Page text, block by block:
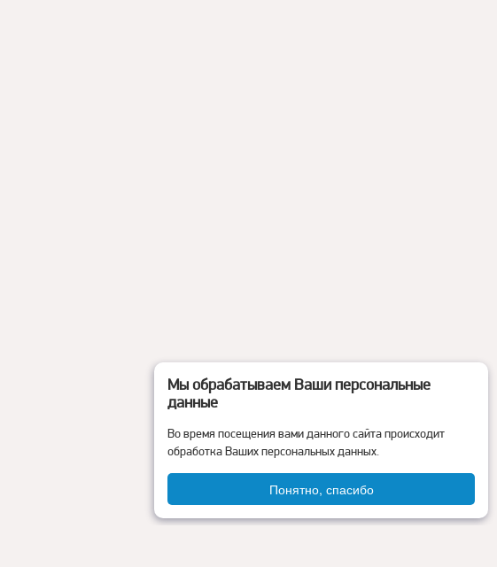
Мы обрабатываем Ваши персональные
данные
Во время посещения вами данного сайта происходит
обработка Ваших персональных данных.
Понятно, спасибо